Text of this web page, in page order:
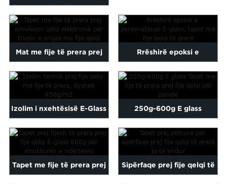
450G 600G fibër qelqi e
copëtuar...
copëtuar...
Mat me fije të prera prej
emulsioni E-glass për fibra
gl...
Rrëshirë epoksi e
personalizuar E-glass E-
glass me fibra qelqi C...
Izolim i nxehtësisë E-Glass
me fibra qelqi të
copëtuara...
250g-600g E glass
Fiberglass fije të prera
mat...
Tapet me fije të prera prej Sipërfaqe prej fije qelqi të